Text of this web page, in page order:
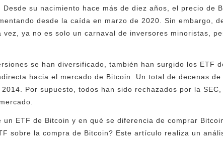
Desde su nacimiento hace más de diez años, el precio de
desde la caída en marzo de 2020. Sin embargo,
vez, ya no es solo un carnaval de inversores minoristas,
se han diversificado, también han surgido los ETF
hacia el mercado de Bitcoin. Un total de decenas
Por supuesto, todos han sido rechazados por la
un ETF de Bitcoin y en qué se diferencia de comprar
sobre la compra de Bitcoin? Este artículo realiza un